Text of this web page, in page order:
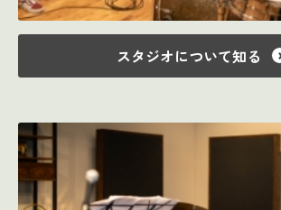
スタジオについて知る